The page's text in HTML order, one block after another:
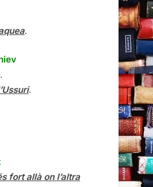
.
.
.
fort allà on l’altra